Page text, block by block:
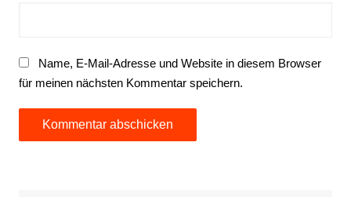
Name, E-Mail-Adresse und Website in diesem Browser
für meinen nächsten Kommentar speichern.